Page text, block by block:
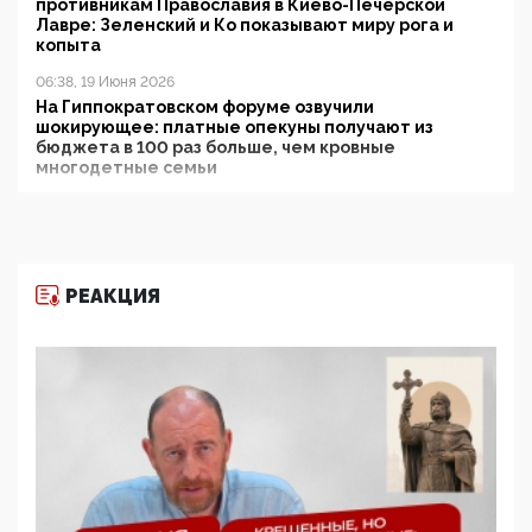
противникам Православия в Киево-Печерской
Лавре: Зеленский и Ко показывают миру рога и
копыта
06:38, 19 Июня 2026
На Гиппократовском форуме озвучили
шокирующее: платные опекуны получают из
бюджета в 100 раз больше, чем кровные
многодетные семьи
11:53, 09 Июня 2026
деятельность ИИТО ЮНЕСКО в России, но
цифроглобалисты продолжают определять
повестку в образовании
09:43, 01 Июня 2026
5G за счет здоровья граждан: Минцифры намерено
отобрать у регионов и муниципалитетов право
защищать жилые дома и социальные объекты от
РЕАКЦИЯ